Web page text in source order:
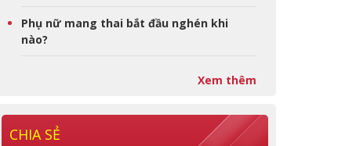
Phụ nữ mang thai bắt đầu nghén khi
nào?
Xem thêm
CHIA SẺ